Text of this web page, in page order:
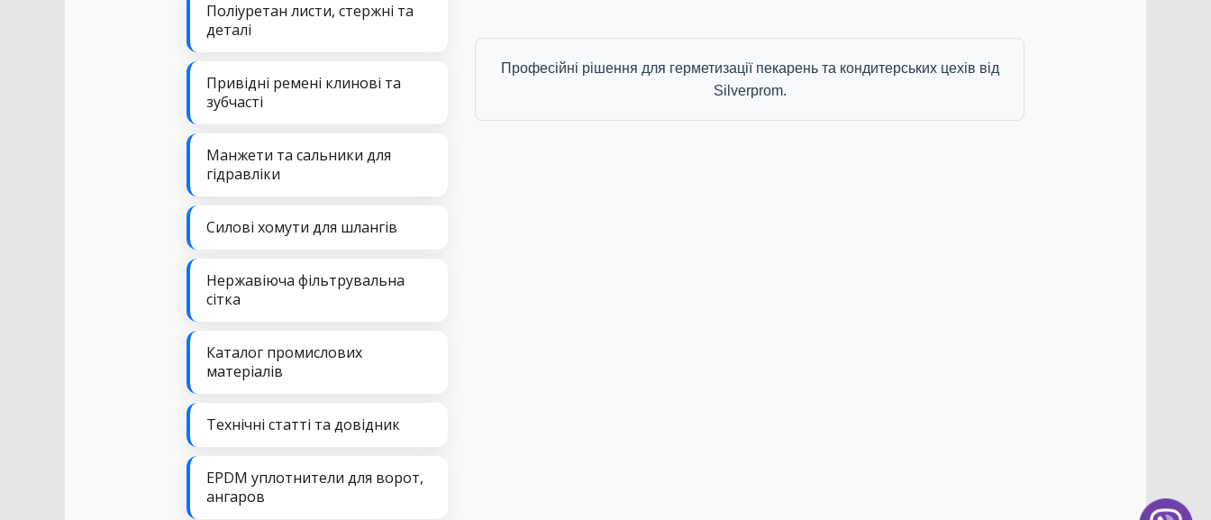
Поліуретан листи, стержні та
деталі
Привідні ремені клинові та
зубчасті
Манжети та сальники для
гідравліки
Силові хомути для шлангів
Нержавіюча фільтрувальна
сітка
Каталог промислових
матеріалів
Технічні статті та довідник
EPDM уплотнители для ворот,
ангаров
Професійні рішення для герметизації пекарень та кондитерських цехів від
Silverprom.